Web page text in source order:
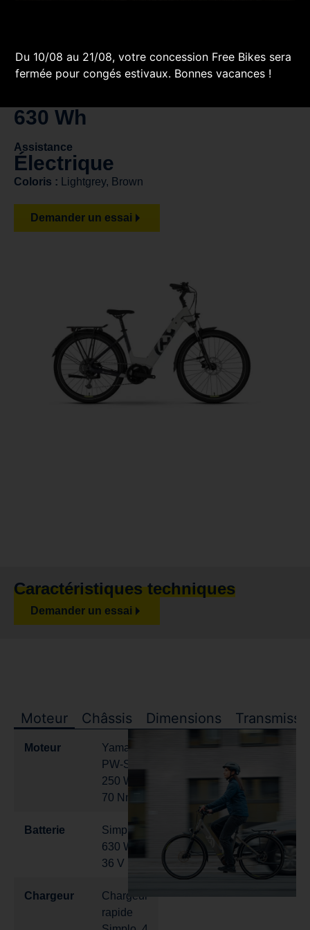
Prix T.T.C
2 899 €
630 Wh
Assistance
Électrique
Coloris : Lightgrey, Brown
Demander un essai
Caractéristiques techniques
Demander un essai
Moteur Châssis Dimensions
Moteur
Yamaha
PW-ST,
250 W,
70 Nm
Batterie
Simplo,
630 Wh,
36 V
Chargeur
Chargeur
rapide
Du 10/08 au 21/08, votre concession Free Bikes sera
fermée pour congés estivaux. Bonnes vacances !